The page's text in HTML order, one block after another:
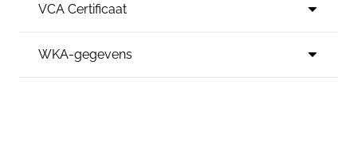
VCA Certificaat
WKA-gegevens